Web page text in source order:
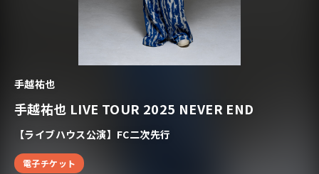
手越祐也
手越祐也 LIVE TOUR 2025 NEVER END
【ライブハウス公演】FC二次先行
電子チケット